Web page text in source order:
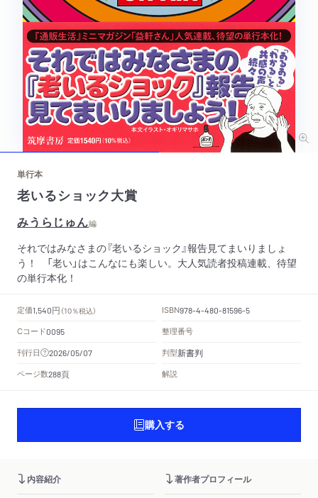
単行本
老いるショック大賞
みうらじゅん編
それではみなさまの『老いるショック』報告見てまいりましょ
う！ 「老い」はこんなにも楽しい。大人気読者投稿連載、待望
の単行本化！
定価1,540円 （10％税込） ISBN978-4-480-81596-5
Cコード0095
整理番号
刊行日
2026/05/07 判型新書判
ページ数288頁 解説
購入する
内容紹介 著作者プロフィール